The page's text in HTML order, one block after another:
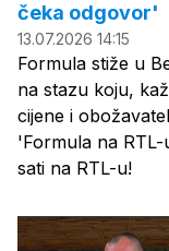
čeka odgovor'
13.07.2026 14:15
Formula stiže u
na stazu koju,
cijene i
'Formula na
sati na RTL-u!